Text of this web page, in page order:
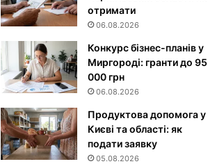
отримати
06.08.2026
Конкурс бізнес-планів у
Миргороді: гранти до 95
000 грн
06.08.2026
Продуктова допомога у
Києві та області: як
подати заявку
05.08.2026